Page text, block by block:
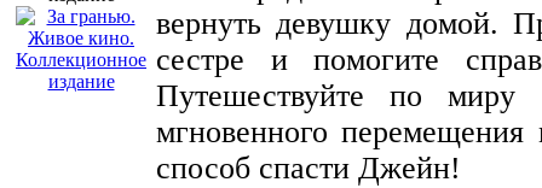
вернуть девушку домой.
сестре и помогите
Путешествуйте по миру
мгновенного
способ спасти Джейн!